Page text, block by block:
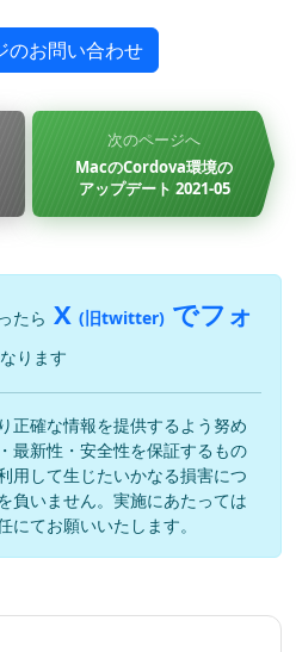
のお問い合わせ
次のページへ
MacのCordova環境の
アップデート 2021-05
たら X (旧twitter) でフォ
ります
正確な情報を提供するよう努め
最新性・安全性を保証するもの
用して生じたいかなる損害につ
負いません。実施にあたっては
にてお願いいたします。